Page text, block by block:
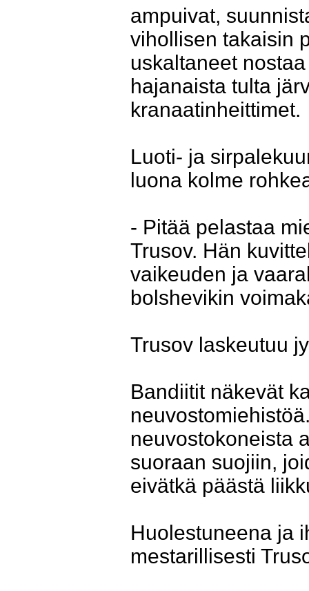
ampuivat,
vihollisen takaisin
uskaltaneet
hajanaista tulta
kranaatinheittimet.
Luoti- ja
luona kolme
- Pitää pelastaa
Trusov. Hän
vaikeuden ja
bolshevikin
Trusov laskeutuu
Bandiitit näkevät
neuvostokoneista
suoraan suojiin,
eivätkä päästä
Huolestuneena ja
mestarillisesti